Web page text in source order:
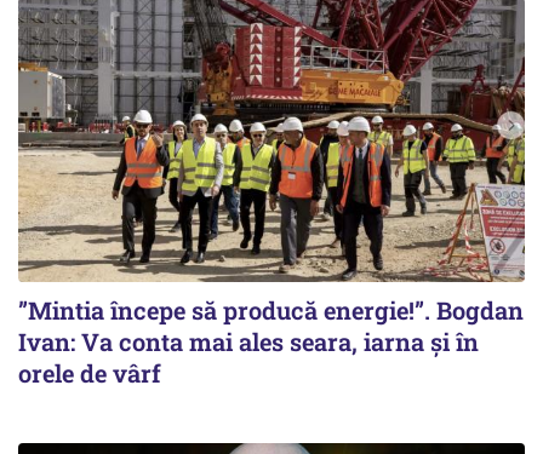
”Mintia începe să producă energie!”. Bogdan
Ivan: Va conta mai ales seara, iarna și în
orele de vârf